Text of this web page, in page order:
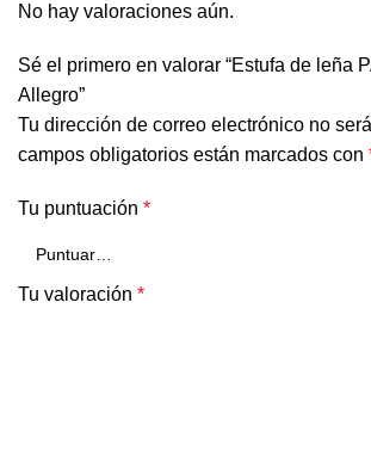
No hay valoraciones aún.
Sé el primero en valorar “Estufa de leña
Allegro”
Tu dirección de correo electrónico no
campos obligatorios están marcados con
Tu puntuación *
Tu valoración *